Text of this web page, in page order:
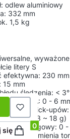
odlew aluminiowy
332 mm
1,5 kg
litery S
efektywna: 230 mm
15 mm
śledzenia: < 3°
nastaw VTA: 0 - 6
pick-
13 ~ 18 g)
skatingowy: 0 -
masa ramienia
się Produkty w